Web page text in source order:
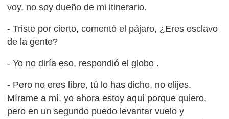
voy, no soy dueño de mi itinerario.
- Triste por cierto, comentó el pájaro, ¿Eres esclavo
de la gente?
- Yo no diría eso, respondió el globo .
- Pero no eres libre, tú lo has dicho, no elijes.
Mírame a mí, yo ahora estoy aquí porque quiero,
pero en un segundo puedo levantar vuelo y